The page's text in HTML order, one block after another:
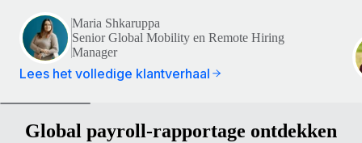
Maria Shkaruppa
Senior Global Mobility en Remote Hiring
Manager
Lees het volledige klantverhaal
Global payroll-rapportage ontdekken